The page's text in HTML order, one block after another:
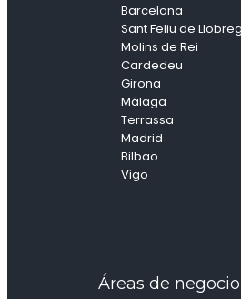
Barcelona
Sant Feliu de
Molins de Rei
Cardedeu
Girona
Málaga
Terrassa
Madrid
Bilbao
Vigo
Áreas de negocio